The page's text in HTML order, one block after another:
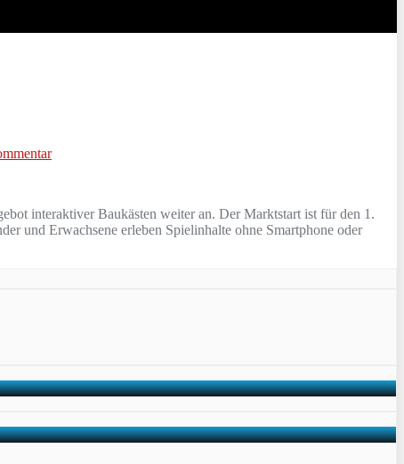
interaktiver Baukästen weiter an. Der Marktstart ist für den 1.
und Erwachsene erleben Spielinhalte ohne Smartphone oder